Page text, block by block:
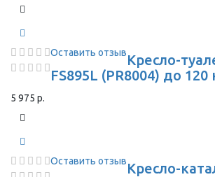
Оставить отзывКресло-
FS895L (PR8004) до 120
5 975 р.
Оставить отзывКресло-